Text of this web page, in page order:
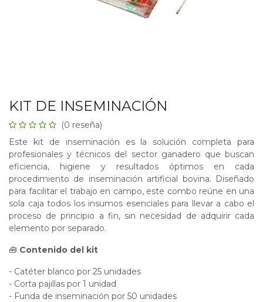
KIT DE INSEMINACIÓN
(0 reseña)
Este kit de inseminación es la solución completa para
profesionales y técnicos del sector ganadero que buscan
eficiencia, higiene y resultados óptimos en cada
procedimiento de inseminación artificial bovina. Diseñado
para facilitar el trabajo en campo, este combo reúne en una
sola caja todos los insumos esenciales para llevar a cabo el
proceso de principio a fin, sin necesidad de adquirir cada
elemento por separado.
🧰 Contenido del kit
- Catéter blanco por 25 unidades
- Corta pajillas por 1 unidad
- Funda de inseminación por 50 unidades